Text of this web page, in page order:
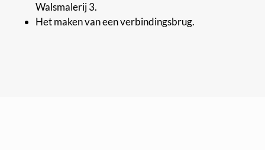
Walsmalerij 3.
Het maken van een verbindingsbrug.